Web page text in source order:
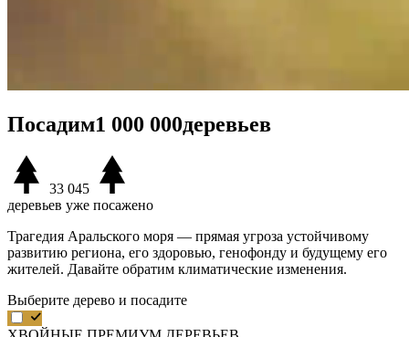
Посадим1 000 000деревьев
33 045
деревьев уже посажено
Трагедия Аральского моря — прямая угроза устойчивому
развитию региона, его здоровью, генофонду и будущему его
жителей. Давайте обратим климатические изменения.
Выберите дерево и посадите